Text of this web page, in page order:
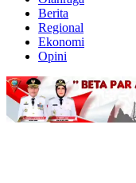
Berita
Regional
Ekonomi
Opini